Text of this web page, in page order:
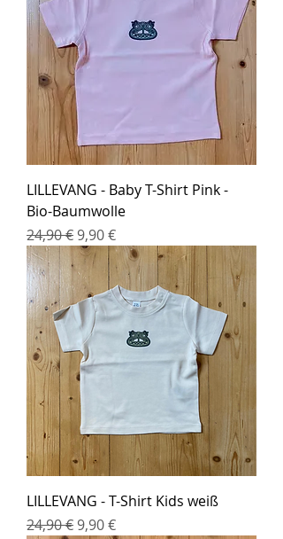
LILLEVANG - Baby T-Shirt Pink -
Bio-Baumwolle
Standardpreis
24,90 € Sale-Preis
9,90 €
LILLEVANG - T-Shirt Kids weiß
Standardpreis
24,90 € Sale-Preis
9,90 €